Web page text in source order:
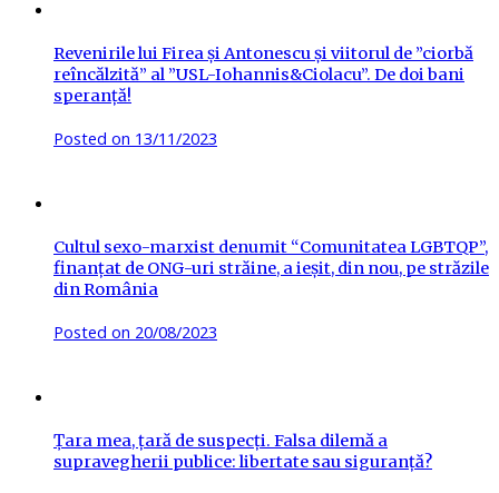
Revenirile lui Firea și Antonescu și viitorul de ”ciorbă
reîncălzită” al ”USL-Iohannis&Ciolacu”. De doi bani
speranță!
Posted on 13/11/2023
Cultul sexo-marxist denumit “Comunitatea LGBTQP”,
finanțat de ONG-uri străine, a ieșit, din nou, pe străzile
din România
Posted on 20/08/2023
Țara mea, țară de suspecți. Falsa dilemă a
supravegherii publice: libertate sau siguranță?